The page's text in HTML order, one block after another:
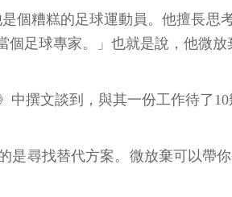
是個糟糕的足球運動員。他擅長
足球專家。」也就是說，他微放
中撰文談到，與其一份工作待了
是尋找替代方案。微放棄可以帶